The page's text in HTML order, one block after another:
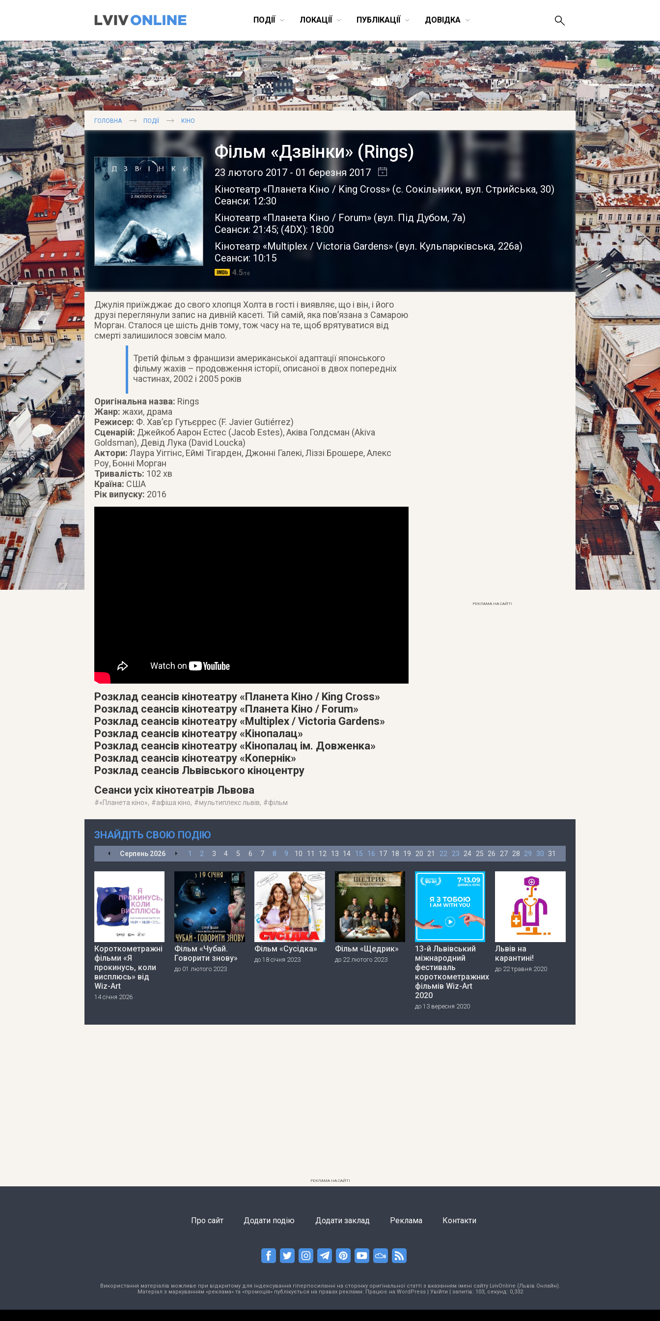
ПОДІЇ ЛОКАЦІЇ ПУБЛІКАЦІЇ ДОВІДКА
ГОЛОВНА ПОДІЇ КІНО
Фільм «Дзвінки» (Rings)
23 лютого 2017 - 01 березня 2017
Кінотеатр «Планета Кіно / King Cross» (с. Сокільники, вул. Стрийська, 30)
Сеанси: 12:30
Кінотеатр «Планета Кіно / Forum» (вул. Під Дубом, 7а)
Сеанси: 21:45; (4DX): 18:00
Кінотеатр «Multiplex / Victoria Gardens» (вул. Кульпарківська, 226а)
Сеанси: 10:15
4.5/10
Джулія приїжджає до свого хлопця Холта в гості і виявляє, що і він, і його
друзі переглянули запис на дивній касеті. Тій самій, яка пов’язана з Самарою
Морган. Сталося це шість днів тому, тож часу на те, щоб врятуватися від
смерті залишилося зовсім мало.
Третій фільм з франшизи американської адаптації японського
фільму жахів – продовження історії, описаної в двох попередніх
частинах, 2002 і 2005 років
Оригінальна назва: Rings
Жанр: жахи, драма
Режисер: Ф. Хав’єр Гутьєррес (F. Javier Gutiérrez)
Сценарій: Джейкоб Аарон Естес (Jacob Estes), Аківа Голдсман (Akiva
Goldsman), Девід Лука (David Loucka)
Актори: Лаура Уіггінс, Еймі Тігарден, Джонні Галекі, Ліззі Брошере, Алекс
Роу, Бонні Морган
Тривалість: 102 хв
Країна: США
Рік випуску: 2016
Розклад сеансів кінотеатру «Планета Кіно / King Cross»
Розклад сеансів кінотеатру «Планета Кіно / Forum»
Розклад сеансів кінотеатру «Multiplex / Victoria Gardens»
Розклад сеансів кінотеатру «Кінопалац»
Розклад сеансів кінотеатру «Кінопалац ім. Довженка»
Розклад сеансів кінотеатру «Копернік»
Розклад сеансів Львівського кіноцентру
Сеанси усіх кінотеатрів Львова
#«Планета кіно», #афіша кіно, #мультиплекс львів, #фільм
РЕКЛАМА НА САЙТІ
ЗНАЙДІТЬ СВОЮ ПОДІЮ
Серпень 2026 1 2 3 4 5 6 7 8 9 10 11 12 13 14 15 16 17 18 19 20 21 22 23 24 25 26 27 28 29 30 31
Короткометражні
фільми «Я
прокинусь, коли
висплюсь» від
Wiz-Art
14 січня 2026
Фільм «Чубай.
Говорити знову»
до 01 лютого 2023
Фільм «Сусідка»
до 18 січня 2023
Фільм «Щедрик»
до 22 лютого 2023
13-й Львівський
міжнародний
фестиваль
короткометражних
фільмів Wiz-Art
2020
до 13 вересня 2020
Львів на
карантині!
до 22 травня 2020
РЕКЛАМА НА САЙТІ
Про сайт Додати подію Додати заклад Реклама Контакти
Використання матеріалів можливе при відкритому для індексування гіперпосиланні на сторінку оригінальної статті з вказанням імені сайту LvivOnline (Львів Онлайн).
Матеріал з маркуванням «реклама» та «промоція» публікується на правах реклами. Працює на WordPress| Увійти | запитів: 103, секунд: 0,332